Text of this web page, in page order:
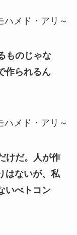
ハメド・アリ～
ものじゃな
作られるん
ハメド・アリ～
けだ。人が作
はないが、私
いべトコン